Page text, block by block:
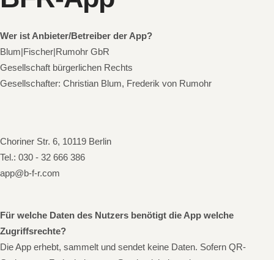
Wer ist Anbieter/Betreiber der App?
Blum|Fischer|Rumohr GbR
Gesellschaft bürgerlichen Rechts
Gesellschafter: Christian Blum, Frederik von Rumohr
Choriner Str. 6, 10119 Berlin
Tel.: 030 - 32 666 386
app@b-f-r.com
Für welche Daten des Nutzers benötigt die App welche
Zugriffsrechte?
Die App erhebt, sammelt und sendet keine Daten. Sofern QR-